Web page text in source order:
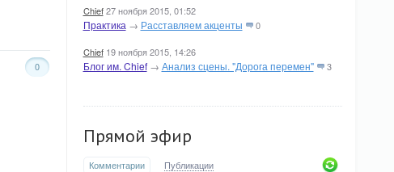
0
Chief 27 ноября 2015, 01:52
Практика → Расставляем акценты 0
Chief 19 ноября 2015, 14:26
Блог им. Chief→ Анализ сцены. "Дорога перемен" 3
Прямой эфир
Комментарии Публикации